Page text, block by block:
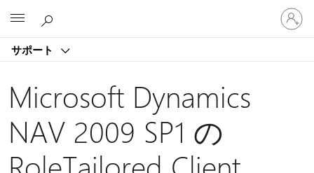
サポート
ア
カ
ウ
Microsoft Dynamics
NAV 2009 SP1 の